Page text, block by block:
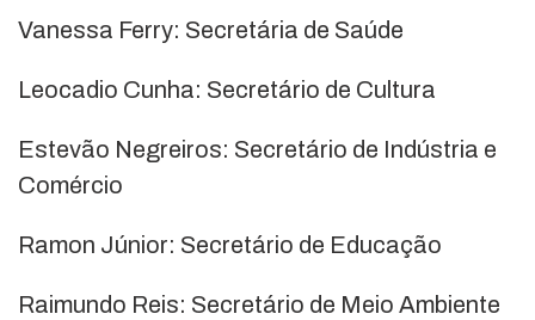
Vanessa Ferry: Secretária de Saúde
Leocadio Cunha: Secretário de Cultura
Estevão Negreiros: Secretário de Indústria e
Comércio
Ramon Júnior: Secretário de Educação
Raimundo Reis: Secretário de Meio Ambiente